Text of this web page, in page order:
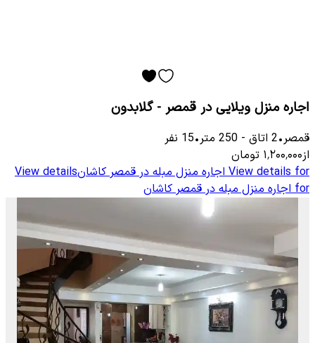
اجاره منزل ویلایی در قمصر - گلابدون
قمصر•
2 اتاق -
250 متر•
15 نفر
از۱٬۲۰۰٬۰۰۰ تومان
View details for اجاره منزل مبله در قمصر کاشانView details
for اجاره منزل مبله در قمصر کاشان